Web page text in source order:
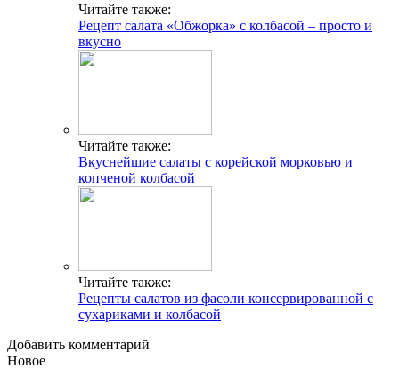
Читайте также:
Рецепт салата «Обжорка» с колбасой – просто и
вкусно
Читайте также:
Вкуснейшие салаты с корейской морковью и
копченой колбасой
Читайте также:
Рецепты салатов из фасоли консервированной с
сухариками и колбасой
Добавить комментарий
Новое